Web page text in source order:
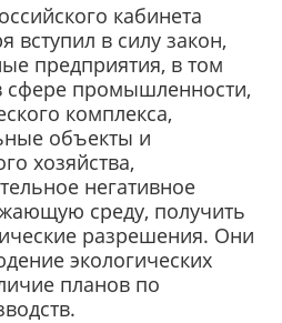
кабинета
вступил в силу закон,
предприятия, в том
промышленности,
комплекса,
объекты и
хозяйства,
негативное
среду, получить
разрешения. Они
экологических
планов по